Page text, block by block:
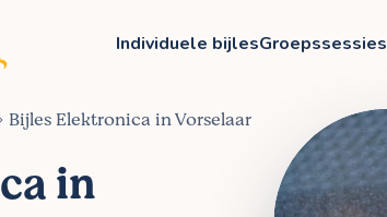
Individuele bijlesGroepssessies
Bijles Elektronica in Vorselaar
in